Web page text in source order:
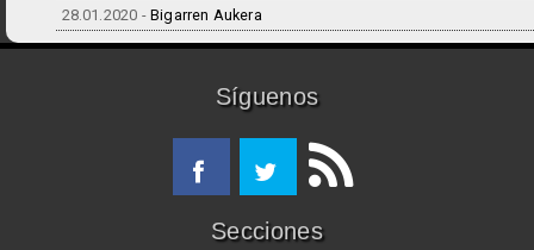
28.01.2020 - Bigarren Aukera
Síguenos
Secciones